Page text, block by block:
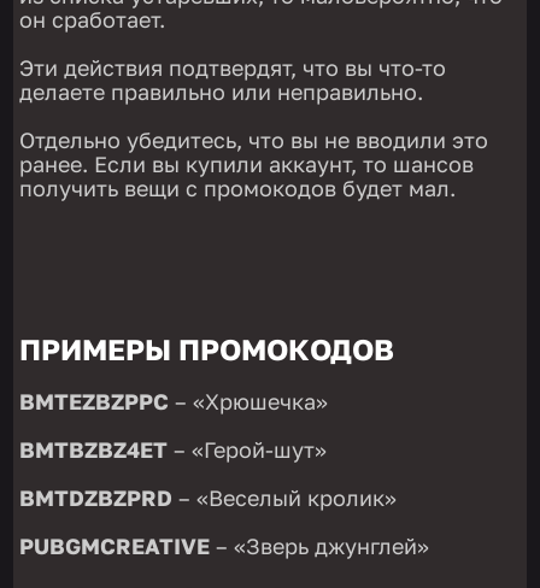
он сработает.
Эти действия подтвердят, что вы что-то
делаете правильно или неправильно.
Отдельно убедитесь, что вы не вводили это
ранее. Если вы купили аккаунт, то шансов
получить вещи с промокодов будет мал.
ПРИМЕРЫ ПРОМОКОДОВ
BMTEZBZPPC – «Хрюшечка»
BMTBZBZ4ET – «Герой-шут»
BMTDZBZPRD – «Веселый кролик»
PUBGMCREATIVE – «Зверь джунглей»